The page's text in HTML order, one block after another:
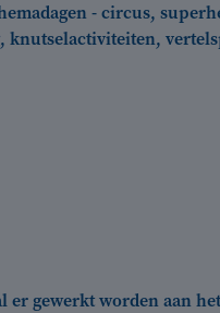
- circus,
gewerkt worden aan